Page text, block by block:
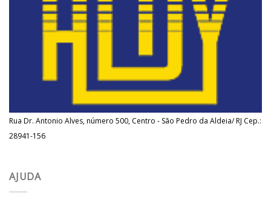
Rua Dr. Antonio Alves, número 500, Centro - São Pedro da Aldeia/ RJ Cep.:
28941-156
AJUDA